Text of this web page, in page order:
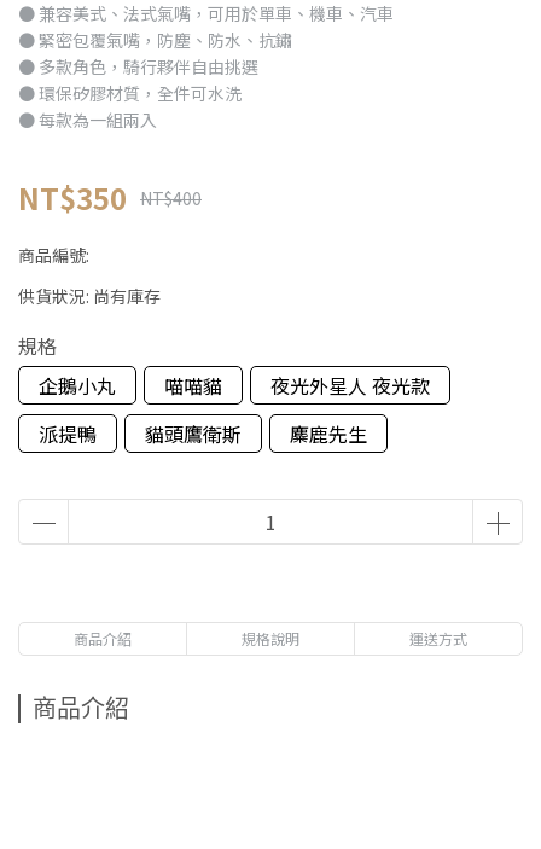
● 兼容美式、法式氣嘴，可用於單車、機車、汽車
● 緊密包覆氣嘴，防塵、防水、抗鏽
● 多款角色，騎行夥伴自由挑選
● 環保矽膠材質，全件可水洗
● 每款為一組兩入
NT$350 NT$400
商品編號:
供貨狀況: 尚有庫存
規格
企鵝小丸
喵喵貓
夜光外星人 夜光款
派提鴨
貓頭鷹衛斯 麋鹿先生
商品介紹 規格說明 運送方式
商品介紹